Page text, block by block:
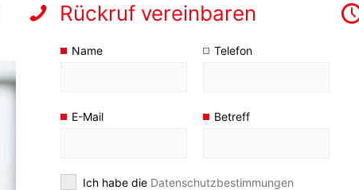
Rückruf vereinbaren
Name Telefon
E-Mail Betreff
Ich habe die Datenschutzbestimmungen